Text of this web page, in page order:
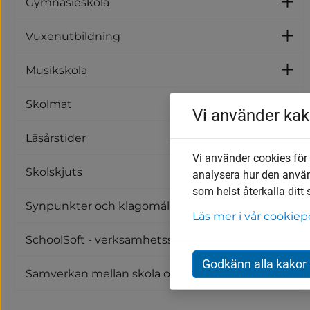
Vuxenutbildning
Musikskola
Skolmat
Läsårstider
Skolskjuts
Synpunkter och klagomål för utbildning
SchoolSoft - verksamhetssystem för skola
Samverkan mellan skola och näringsliv
Vi använder
Vi använder cookies
analysera hur den
som helst återkalla ditt
Läs mer i vår
Godkänn alla kakor